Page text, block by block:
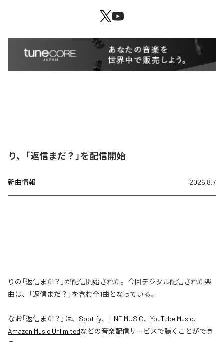
り、「返信まだ？」を配信開始
新曲情報 2026.8.7
りの「返信まだ？」が配信開始された。今回デジタル配信された楽
曲は、「返信まだ？」を含む全1曲となっている。
なお「返信まだ？ 」は、 Spotify、 LINE MUSIC、 YouTube Music、
Amazon Music Unlimitedなどの音楽配信サービスで聴くことができ